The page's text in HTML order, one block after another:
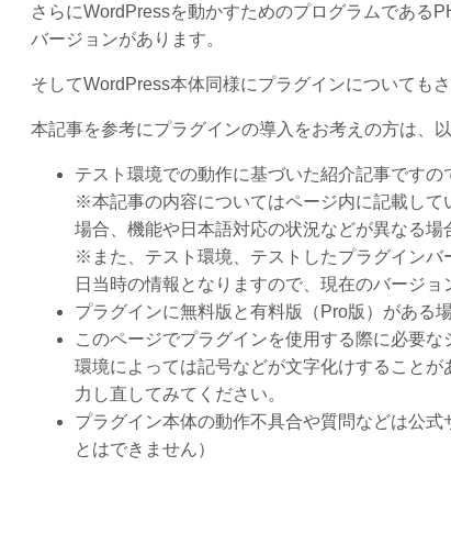
さらにWordPressを動かすためのプログラムである
バージョンがあります。
そしてWordPress本体同様にプラグインについても
本記事を参考にプラグインの導入をお考えの方は、
テスト環境での動作に基づいた紹介記事です
※本記事の内容についてはページ内に記載して
場合、機能や日本語対応の状況などが異なる場
※また、テスト環境、テストしたプラグイン
日当時の情報となりますので、現在のバージ
プラグインに無料版と有料版（Pro版）がある
このページでプラグインを使用する際に必要
環境によっては記号などが文字化けすることが
力し直してみてください。
プラグイン本体の動作不具合や質問などは公
とはできません）